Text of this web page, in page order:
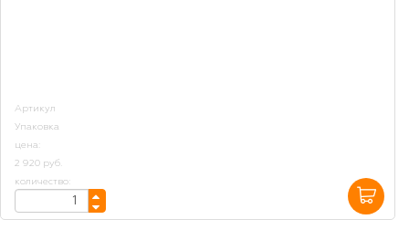
Артикул
Упаковка
цена:
2 920 руб.
количество: